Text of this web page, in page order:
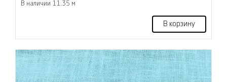
В наличии 11.35 м
В корзину